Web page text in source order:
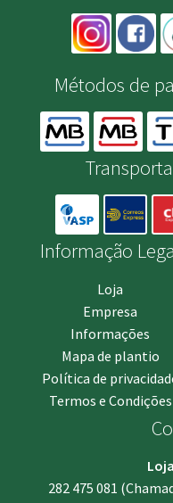
Métodos de
Informação
Loja
Empresa
Informações
Mapa de plantio
Política de
Termos e Condições
282 475 081